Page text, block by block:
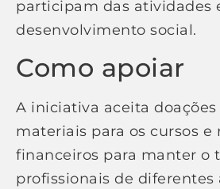
participam das atividades
desenvolvimento social.
Como apoiar
A iniciativa aceita
materiais para os cursos e
financeiros para manter o
profissionais de diferentes